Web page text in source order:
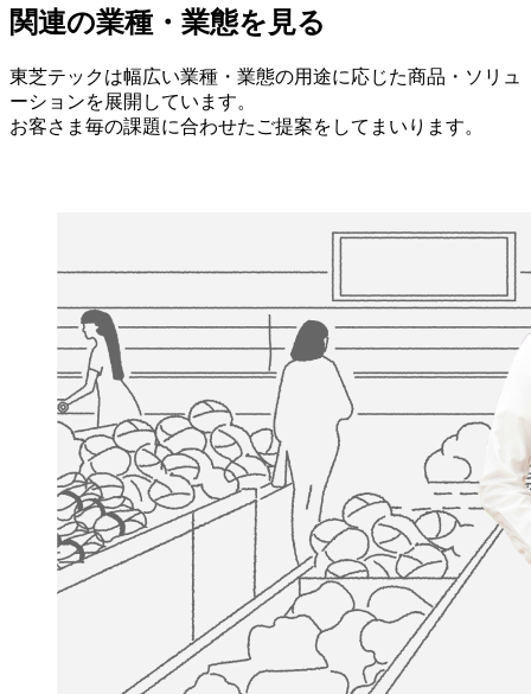
関連の業種・業態を見る
東芝テックは幅広い業種・業態の用途に応じた商品・ソリュ
ーションを展開しています。
お客さま毎の課題に合わせたご提案をしてまいります。